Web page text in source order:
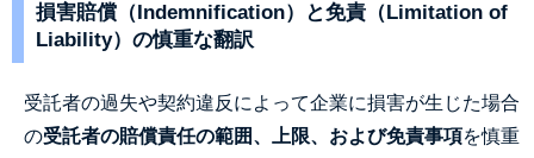
損害賠償（Indemnification）と免責（Limitation of
Liability）の慎重な翻訳
受託者の過失や契約違反によって企業に損害が生じた場合
の受託者の賠償責任の範囲、上限、および免責事項を慎重